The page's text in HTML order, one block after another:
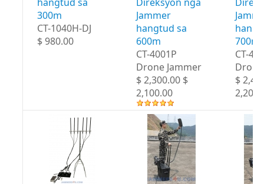
300m
CT-1040H-DJ
$ 980.00
Jammer
hangtud sa
600m
CT-4001P
Drone Jammer
$ 2,300.00 $
2,100.00
700m
CT-
$